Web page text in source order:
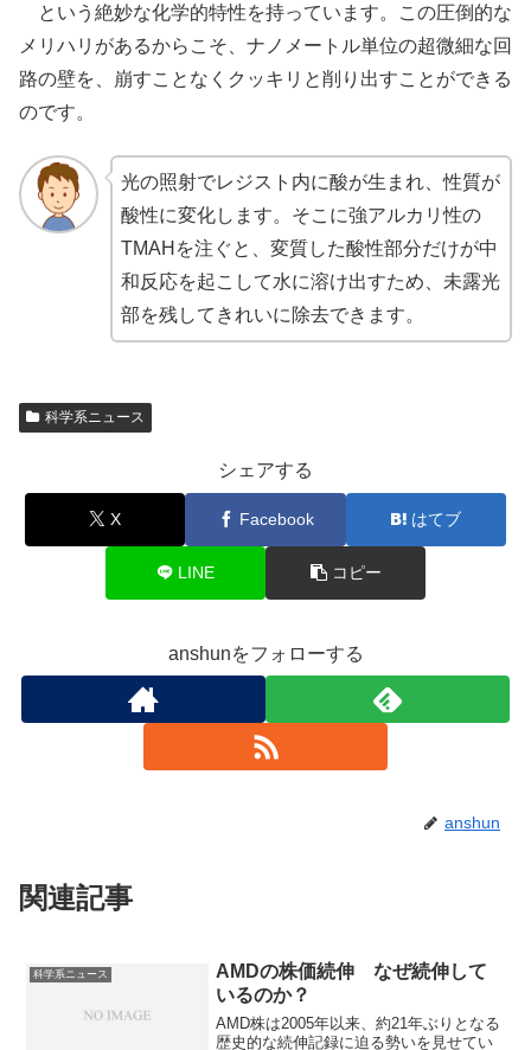
という絶妙な化学的特性を持っています。この圧倒的な
メリハリがあるからこそ、ナノメートル単位の超微細な回
路の壁を、崩すことなくクッキリと削り出すことができる
のです。
光の照射でレジスト内に酸が生まれ、性質が
酸性に変化します。そこに強アルカリ性の
TMAHを注ぐと、変質した酸性部分だけが中
和反応を起こして水に溶け出すため、未露光
部を残してきれいに除去できます。
科学系ニュース
シェアする
X Facebook はてブ
LINE コピー
anshunをフォローする
anshun
関連記事
科学系ニュース
AMDの株価続伸 なぜ続伸して
いるのか？
AMD株は2005年以来、約21年ぶりとなる
歴史的な続伸記録に迫る勢いを見せてい